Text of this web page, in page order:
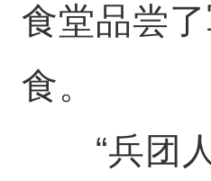
食堂品尝
食。
“兵团人